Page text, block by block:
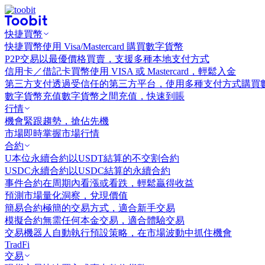
快捷買幣
快捷買幣使用 Visa/Mastercard 購買數字貨幣
P2P交易 以最優價格買賣，支援多種本地支付方式
信用卡／借記卡買幣使用 VISA 或 Mastercard，輕鬆入金
第三方支付透過受信任的第三方平台，使用多種支付方式購買
數字貨幣充值數字貨幣之間充值，快速到賬
行情
機會緊跟趨勢，搶佔先機
市場即時掌握市場行情
合約
U本位永續合約 以USDT結算的不交割合約
USDC永續合約 以USDC結算的永續合約
事件合約在周期內看漲或看跌，輕鬆贏得收益
預測市場量化洞察，兌現價值
簡易合約極簡的交易方式，適合新手交易
模擬合約無需任何本金交易，適合體驗交易
交易機器人 自動執行預設策略，在市場波動中抓住機會
TradFi
交易